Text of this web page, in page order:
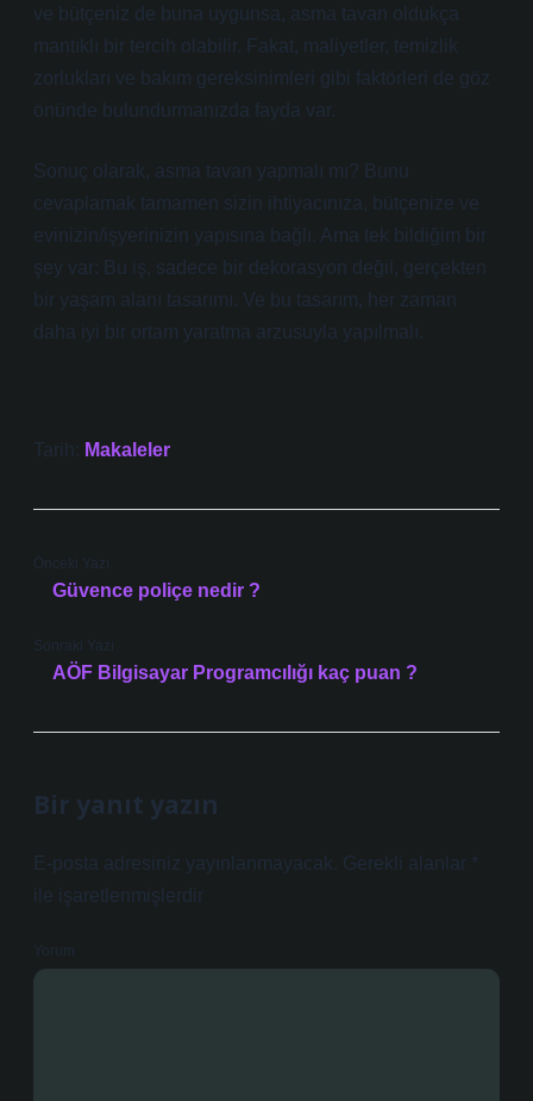
ve bütçeniz de buna uygunsa, asma tavan oldukça
mantıklı bir tercih olabilir. Fakat, maliyetler, temizlik
zorlukları ve bakım gereksinimleri gibi faktörleri de göz
önünde bulundurmanızda fayda var.
Sonuç olarak, asma tavan yapmalı mı? Bunu
cevaplamak tamamen sizin ihtiyacınıza, bütçenize ve
evinizin/işyerinizin yapısına bağlı. Ama tek bildiğim bir
şey var: Bu iş, sadece bir dekorasyon değil, gerçekten
bir yaşam alanı tasarımı. Ve bu tasarım, her zaman
daha iyi bir ortam yaratma arzusuyla yapılmalı.
Tarih: Makaleler
Önceki Yazı
Güvence poliçe nedir ?
Sonraki Yazı
AÖF Bilgisayar Programcılığı kaç puan ?
Bir yanıt yazın
E-posta adresiniz yayınlanmayacak. Gerekli alanlar *
ile işaretlenmişlerdir
Yorum